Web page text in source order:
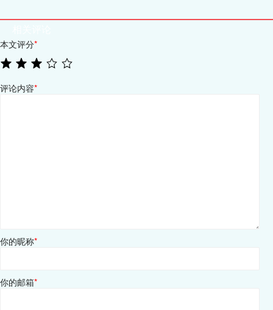
本文评分*
评论内容*
你的昵称*
你的邮箱*